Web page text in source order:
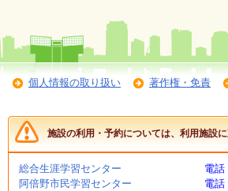
よ
く
る
ご
質
問
個人情報の取り扱い 著作権・免責
施設の利用・予約については、利用施設
総合生涯学習センター
電
阿倍野市民学習センター
電